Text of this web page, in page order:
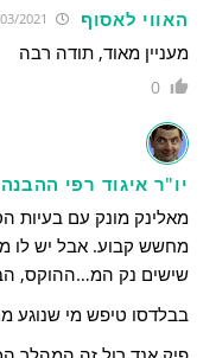
האווי לאסוף
מעניין מאוד, תודה רבה
0
יו"ר איגוד רפי
מאלינק מונק עם בעיות
מחשש קבוע. אבל יש לו
שישים נק המ…ההוקס,
בבלדסו טיפש מי שנוגע